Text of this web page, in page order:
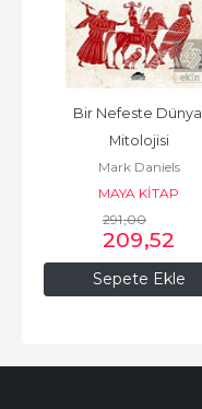
Sepete Ekle
Bir Nefeste Dünya
Mitolojisi
Mark Daniels
MAYA KİTAP
291,00
209,52